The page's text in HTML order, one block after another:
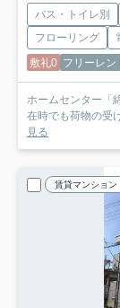
バス・トイレ別
フローリング
敷礼0 フリーレン
ホームセンター「
在時でも荷物の受
見る
賃貸マンション